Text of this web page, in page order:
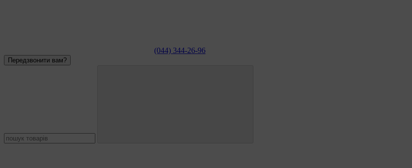
(044) 344-26-96
Передзвонити вам?